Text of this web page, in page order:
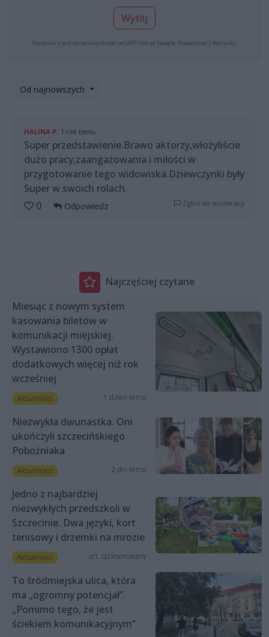
Wyślij
Formularz jest chroniony dzięki reCAPTCHA od Google: Prywatność | Warunki
Od najnowszych
HALINA P. 1 rok temu
Super przedstawienie.Brawo aktorzy,włożyliście
dużo pracy,zaangażowania i miłości w
przygotowanie tego widowiska.Dziewczynki były
Super w swoich rolach.
0
Odpowiedz Zgłoś do moderacji
Najczęściej czytane
Miesiąc z nowym system
kasowania biletów w
komunikacji miejskiej.
Wystawiono 1300 opłat
dodatkowych więcej niż rok
wcześniej
Aktualności 1 dzień temu
Niezwykła dwunastka. Oni
ukończyli szczecińskiego
Pobożniaka
Aktualności 2 dni temu
Jedno z najbardziej
niezwykłych przedszkoli w
Szczecinie. Dwa języki, kort
tenisowy i drzemki na mrozie
Aktualności art. sponsorowany
To śródmiejska ulica, która
ma „ogromny potencjał”.
„Pomimo tego, że jest
ściekiem komunikacyjnym”